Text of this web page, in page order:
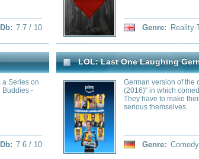
Reality-TV
Die Schatzsucher von Oak Island
Im Nordatlantik liegt die sagenumwobene Insel Oak Island,
die angeblich einen wertvollen Schatz versteckt halten
soll. Seit mehr als 200 Jahren begeben sich immer wieder
wagemutige Schatzsucher auf die gefährliche Reise
dorthin. Die Doku „Oak Island – Fluch und Legende“
begleitet die Brüder Marty und Rick Lagina, die sich
ebenfalls ins waghalsige Abenteuer stürzen, und liefert
zudem historisches Videomaterial.
Documentary,
Reality-TV
IMDb: 7.2 / 10
Doctors try to pry out objects that have invaded patient's